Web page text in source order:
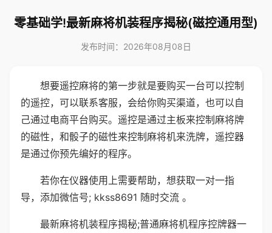
零基础学!最新麻将机装程序揭秘(磁控通用型)
发布时间：2026年08月08日
想要遥控麻将的第一步就是要购买一台可以控制
的遥控，可以联系客服，会给你购买渠道，也可以自
己通过电商平台购买。遥控是通过主板来控制麻将牌
的磁性，和骰子的磁性来控制麻将机来洗牌，遥控器
是通过你预先编好的程序。
若你在仪器使用上需要帮助，想获取一对一指
导，添加微信号; kkss8691 随时交流 。
最新麻将机装程序揭秘;普通麻将机程序控牌器一